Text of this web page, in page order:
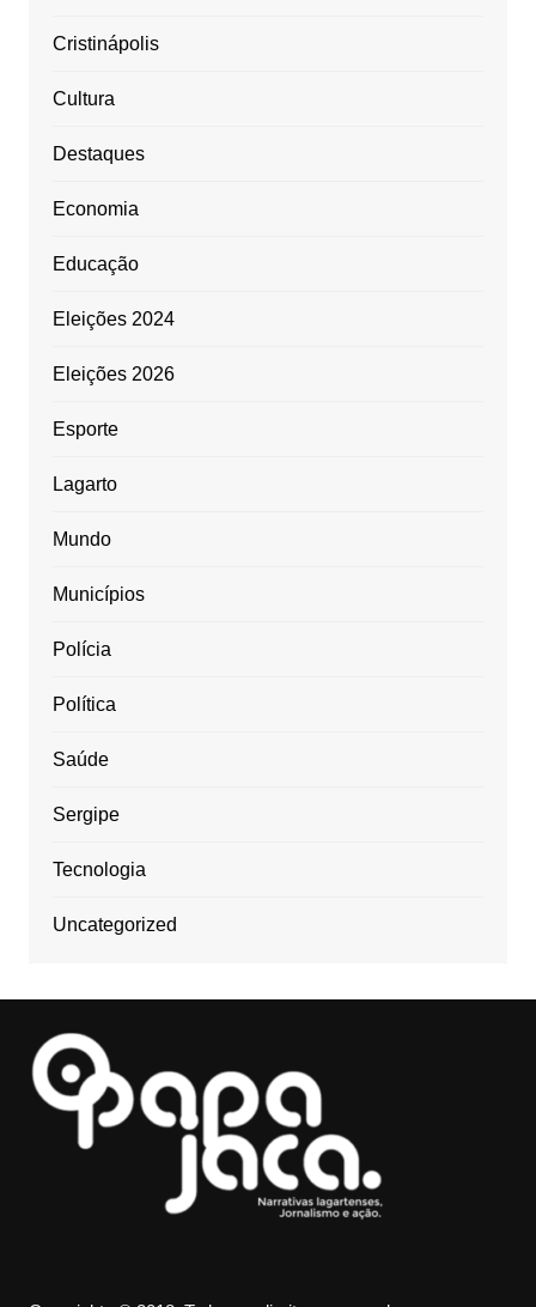
Cristinápolis
Cultura
Destaques
Economia
Educação
Eleições 2024
Eleições 2026
Esporte
Lagarto
Mundo
Municípios
Polícia
Política
Saúde
Sergipe
Tecnologia
Uncategorized